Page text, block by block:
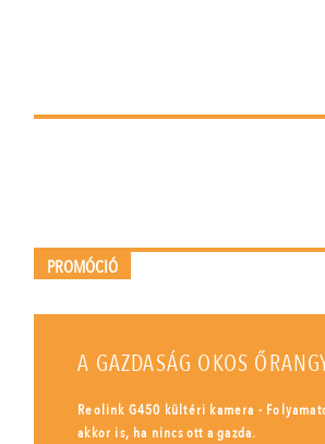
PROMÓCIÓ
A GAZDASÁG OKOS
Reolink G450 kültéri kamera -
akkor is, ha nincs ott a gazda.